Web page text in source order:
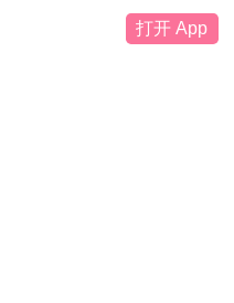
打开 App